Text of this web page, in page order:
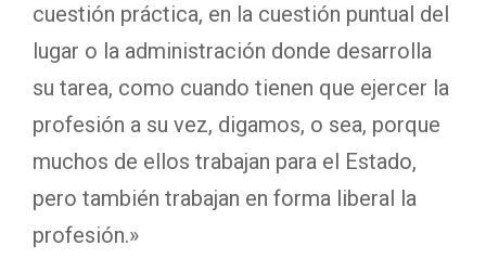
cuestión práctica, en la cuestión puntual del
lugar o la administración donde desarrolla
su tarea, como cuando tienen que ejercer la
profesión a su vez, digamos, o sea, porque
muchos de ellos trabajan para el Estado,
pero también trabajan en forma liberal la
profesión.»